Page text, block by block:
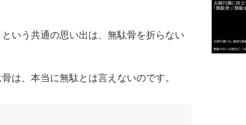
いう共通の思い出は、無駄骨を折らない
は、本当に無駄とは言えないのです。
3